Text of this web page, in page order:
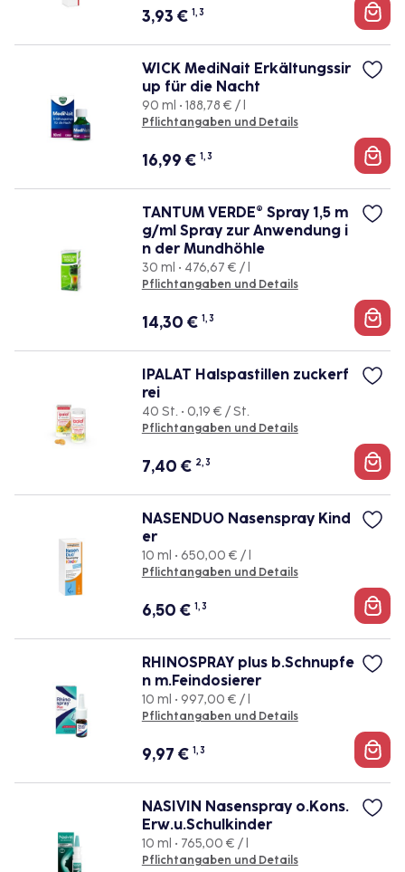
3,93 € 1, 3
WICK MediNait Erkältungssir
up für die Nacht
90 ml • 188,78 € / l
Pflichtangaben und Details
16,99 € 1, 3
TANTUM VERDE® Spray 1,5 m
g/ml Spray zur Anwendung i
n der Mundhöhle
30 ml • 476,67 € / l
Pflichtangaben und Details
14,30 € 1, 3
IPALAT Halspastillen zuckerf
rei
40 St. • 0,19 € / St.
Pflichtangaben und Details
7,40 € 2, 3
NASENDUO Nasenspray Kind
er
10 ml • 650,00 € / l
Pflichtangaben und Details
6,50 € 1, 3
RHINOSPRAY plus b.Schnupfe
n m.Feindosierer
10 ml • 997,00 € / l
Pflichtangaben und Details
9,97 € 1, 3
NASIVIN Nasenspray o.Kons.
Erw.u.Schulkinder
10 ml • 765,00 € / l
Pflichtangaben und Details